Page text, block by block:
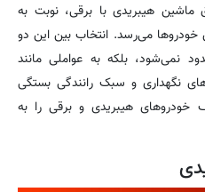
هیبریدی با برقی، نوبت به
خودروها می‌رسد. انتخاب بین این دو
نمی‌شود، بلکه به عواملی مانند
نگهداری و سبک رانندگی بستگی
خودروهای هیبریدی و برقی را به